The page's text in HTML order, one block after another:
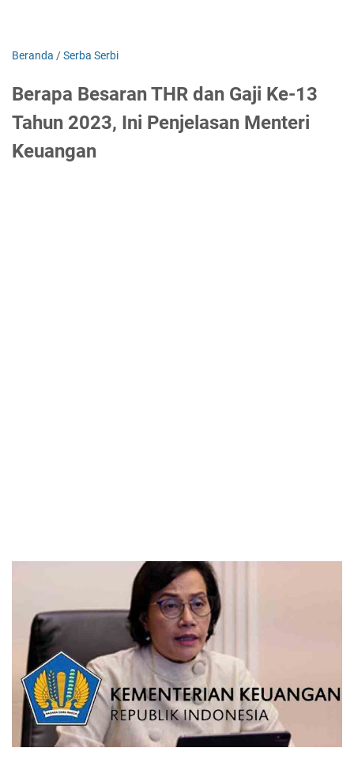
Beranda /Serba Serbi
Berapa Besaran THR dan Gaji Ke-13
Tahun 2023, Ini Penjelasan Menteri
Keuangan